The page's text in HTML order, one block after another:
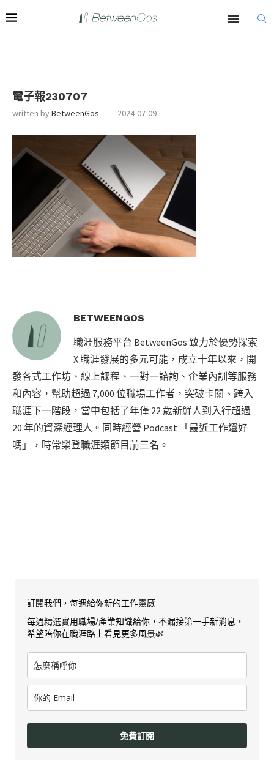
電子報230707
written byBetweenGos 2024-07-09
BETWEENGOS
職涯服務平台 BetweenGos 致力於優勢探索
X 職涯發展的多元可能，成立十年以來，開
發各式工作坊、線上課程、一對一諮詢、企業內訓等服務
和內容，幫助超過 7,000 位職場工作者，突破卡關、跨入
職涯下一階段，當中包括了年僅 22 歲新鮮人到入行超過
20 年的資深經理人。同時經營 Podcast 「最近工作還好
嗎」，時常榮登職涯類節目前三名。
訂閱我們，每週給你新的工作靈感
每週精選實用職場/產業知識給你，不漏接第一手新消息，
希望陪你在職涯路上看見更多風景🌿
免費訂閱